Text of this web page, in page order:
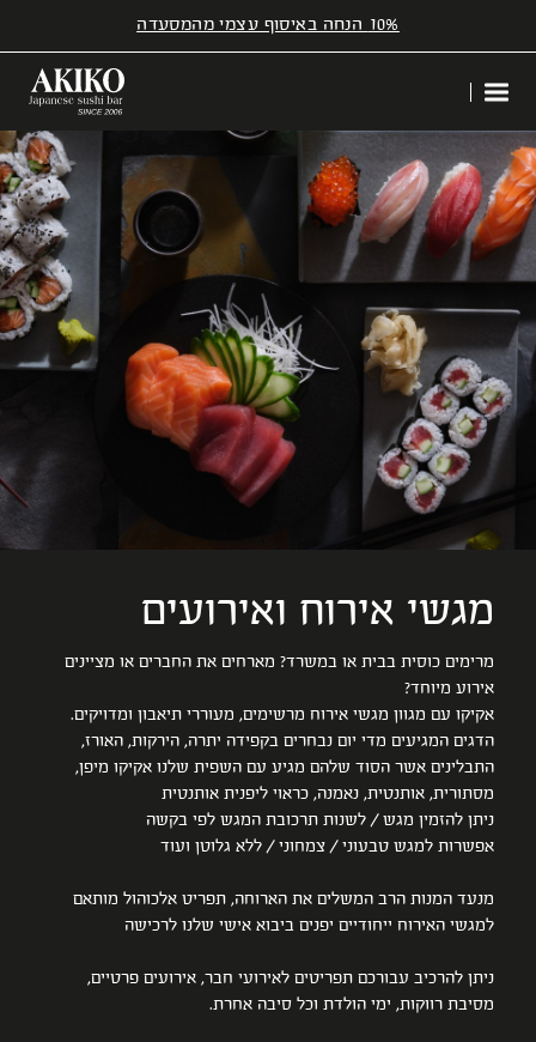
10% הנחה באיסוף עצמי מהמסעדה
מגשי אירוח ואירועים
מרימים כוסית בבית או במשרד? מארחים את החברים או מציינים
אירוע מיוחד?
אקיקו עם מגוון מגשי אירוח מרשימים, מעוררי תיאבון ומדויקים.
הדגים המגיעים מדי יום נבחרים בקפידה יתרה, הירקות, האורז,
התבלינים אשר הסוד שלהם מגיע עם השפית שלנו אקיקו מיפן,
מסתורית, אותנטית, נאמנה, כראוי ליפנית אותנטית
ניתן להזמין מגש / לשנות תרכובת המגש לפי בקשה
אפשרות למגש טבעוני / צמחוני / ללא גלוטן ועוד
מנעד המנות הרב המשלים את הארוחה, תפריט אלכוהול מותאם
למגשי האירוח ייחודיים יפנים ביבוא אישי שלנו לרכישה
ניתן להרכיב עבורכם תפריטים לאירועי חבר, אירועים פרטיים,
מסיבת רווקות, ימי הולדת וכל סיבה אחרת.